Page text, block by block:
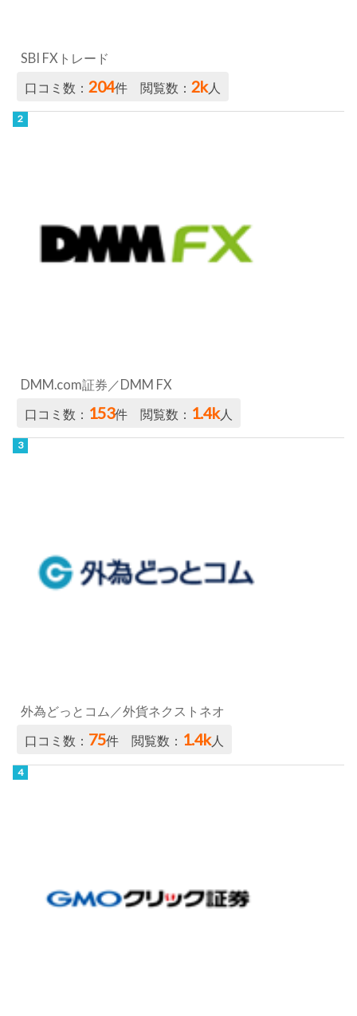
SBI FXトレード
口コミ数：204件 閲覧数：2k人
DMM.com証券／DMM FX
口コミ数： 153件 閲覧数： 1.4k人
外為どっとコム／外貨ネクストネオ
口コミ数： 75件 閲覧数： 1.4k人